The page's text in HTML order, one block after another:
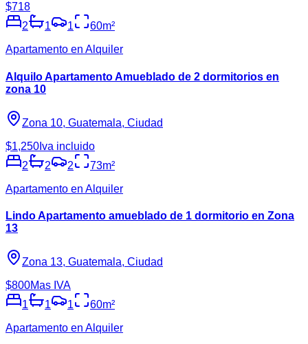
$718
2
1 1 60m²
Apartamento en Alquiler
Alquilo Apartamento Amueblado de 2 dormitorios en
zona 10
Zona 10, Guatemala, Ciudad
$1,250 Iva incluido
2
2 2 73m²
Apartamento en Alquiler
Lindo Apartamento amueblado de 1 dormitorio en Zona
13
Zona 13, Guatemala, Ciudad
$800Mas IVA
1
1 1 60m²
Apartamento en Alquiler